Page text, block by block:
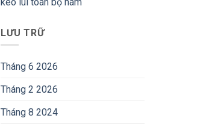
LƯU TRỮ
Tháng 6 2026
Tháng 2 2026
Tháng 8 2024